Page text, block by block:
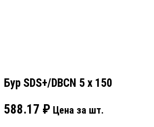
Бур SDS+/DBCN 5 x 150
588.17 ₽ Цена за шт.